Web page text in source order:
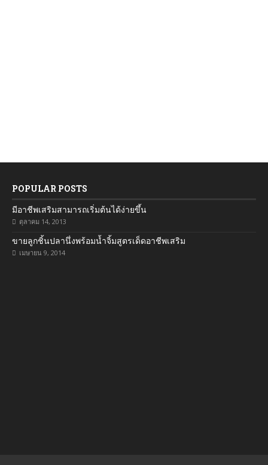
POPULAR POSTS
มีอาชีพเสริมสามารถเริ่มต้นได้ง่ายขึ้น
ตุลาคม 14, 2013
ขายลูกชิ้นปลานึ่งพร้อมน้ำจิ้มสูตรเด็ดอาชีพเสริม
เมษายน 9, 2014